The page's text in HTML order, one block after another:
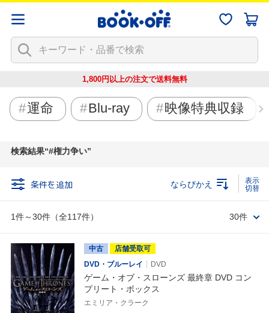
1,800円以上の注文で送料無料
運命 Blu-ray 映像特典収録
検索結果 #権力争い
条件を追加
1件～30件（全117件）
ならびかえ
30件
中古
店舗受取可
DVD・ブルーレイ
DVD
ゲーム・オブ・スローンズ 最終章 DVD コン
プリート・ボックス
エミリア・クラーク